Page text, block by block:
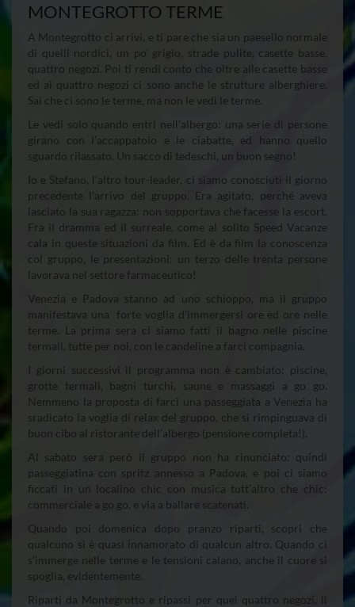
MONTEGROTTO TERME
A Montegrotto ci arrivi, e ti pare che sia un paesello normale
di quelli nordici, un po’ grigio, strade pulite, casette basse,
quattro negozi. Poi ti rendi conto che oltre alle casette basse
ed ai quattro negozi ci sono anche le strutture alberghiere.
Sai che ci sono le terme, ma non le vedi le terme.
Le vedi solo quando entri nell’albergo: una serie di persone
girano con l’accappatoio e le ciabatte, ed hanno quello
sguardo rilassato. Un sacco di tedeschi, un buon segno!
Io e Stefano, l’altro tour-leader, ci siamo conosciuti il giorno
precedente l’arrivo del gruppo. Era agitato, perché aveva
lasciato la sua ragazza: non sopportava che facesse la escort.
Fra il dramma ed il surreale, come al solito Speed Vacanze
cala in queste situazioni da film. Ed è da film la conoscenza
col gruppo, le presentazioni: un terzo delle trenta persone
lavorava nel settore farmaceutico!
Venezia e Padova stanno ad uno schioppo, ma il gruppo
manifestava una forte voglia d’immergersi ore ed ore nelle
terme. La prima sera ci siamo fatti il bagno nelle piscine
termali, tutte per noi, con le candeline a farci compagnia.
I giorni successivi il programma non è cambiato: piscine,
grotte termali, bagni turchi, saune e massaggi a go go.
Nemmeno la proposta di farci una passeggiata a Venezia ha
sradicato la voglia di relax del gruppo, che si rimpinguava di
buon cibo al ristorante dell’albergo (pensione completa!).
Al sabato sera però il gruppo non ha rinunciato: quindi
passeggiatina con spritz annesso a Padova, e poi ci siamo
ficcati in un localino chic con musica tutt’altro che chic:
commerciale a go go, e via a ballare scatenati.
Quando poi domenica dopo pranzo riparti, scopri che
qualcuno si è quasi innamorato di qualcun altro. Quando ci
s’immerge nelle terme e le tensioni calano, anche il cuore si
spoglia, evidentemente.
Riparti da Montegrotto e ripassi per quei quattro negozi, li